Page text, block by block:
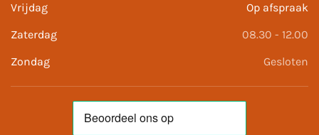
Vrijdag
Op afspraak
Zaterdag
08.30 - 12.00
Zondag
Gesloten